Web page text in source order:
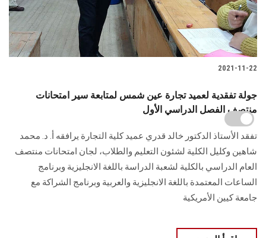
2021-11-22
جولة تفقدية لعميد تجارة عين شمس لمتابعة سير امتحانات
منتصف الفصل الدراسي الأول
تفقد الأستاذ الدكتور خالد قدري عميد كلية التجارة يرافقه أ. د. محمد
شاهين وكليل الكلية لشئون التعليم والطلاب، لجان امتحانات منتصف
العام الدراسي بالكلية لشعبة الدراسة باللغة الانجليزية وبرنامج
الساعات المعتمدة باللغة الانجليزية والعربية وبرنامج الشراكة مع
جامعة كيين الأمريكية